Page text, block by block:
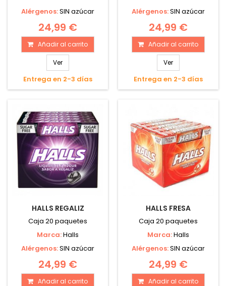
Alérgenos:SIN azúcar
24,99 €
Añadir al carrito
Ver
Entrega en 2-3 días
Alérgenos:SIN azúcar
24,99 €
Añadir al carrito
Ver
Entrega en 2-3 días
HALLS REGALIZ
Caja 20 paquetes
Marca:Halls
Alérgenos:SIN azúcar
24,99 €
Añadir al carrito
HALLS FRESA
Caja 20 paquetes
Marca:Halls
Alérgenos:SIN azúcar
24,99 €
Añadir al carrito